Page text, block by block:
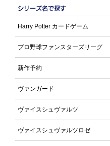
Harry Potter カードゲーム
プロ野球ファンスターズリーグ
新作予約
ヴァンガード
ヴァイスシュヴァルツ
ヴァイスシュヴァルツロゼ